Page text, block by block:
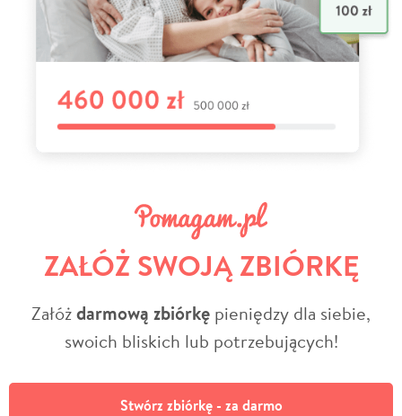
ZAŁÓŻ SWOJĄ ZBIÓRKĘ
Załóżdarmową zbiórkę pieniędzy dla siebie,
swoich bliskich lub potrzebujących!
Stwórz zbiórkę - za darmo